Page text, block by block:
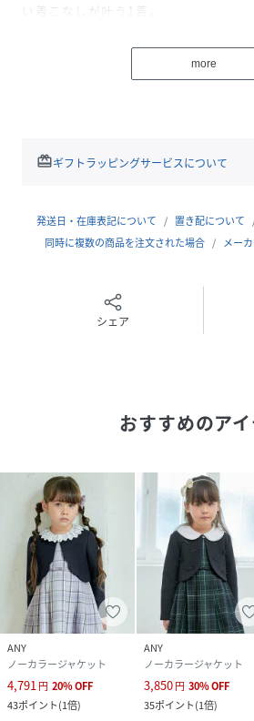
い着こなしが叶う1着。
たびふわっと揺れる女の子らしいデザ
ガーリーさと上品さのバランスが取れ
に着用すると、よりフォーマルな印象
ません。
モニター・環境等により実際の商品と
示される場合がございます。
湿った状態での摩擦)や汗や雨などで
性別タイプ キッズ
原産国 CHINA
素材
【BLACK09】
ジャケット_ポリエス
ワンピース_本体_ポ
ン5%
袖_ポリエステル100%
テープ_ポリエステル
【NAVYCHECK88,
ジャケット_ポリエス
ワンピース_本体_ポリ
more
redeemギフトラッピングサービスについて
発送日・在庫表記について 置き配について
同時に複数の商品を注文された場合
メー
シェア
おすすめのア
ANY
ノーカラージャケット
4,791円 20%OFF
43ポイント(1倍)
ANY
ノーカラージャケット
3,850円 30%OFF
35ポイント(1倍)